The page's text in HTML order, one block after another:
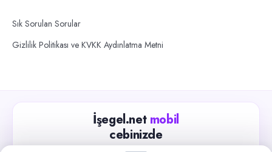
Sık Sorulan Sorular
Gizlilik Politikası ve KVKK Aydınlatma Metni
İşegel.net mobil
cebinizde